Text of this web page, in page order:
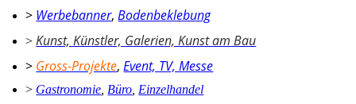
> Werbebanner,Bodenbeklebung
> Kunst, Künstler, Galerien, Kunst am Bau
> Gross-Projekte,Event, TV, Messe
> Gastronomie Büro Einzelhandel